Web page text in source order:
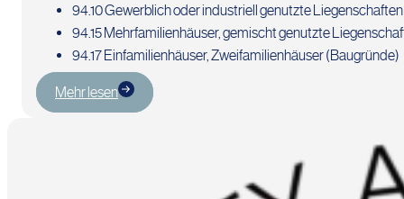
94.10 Gewerblich oder industriell genutzte
94.15 Mehrfamilienhäuser, gemischt genutzte
94.17 Einfamilienhäuser, Zweifamilienhäuser (Baugründe)
Mehr lesen